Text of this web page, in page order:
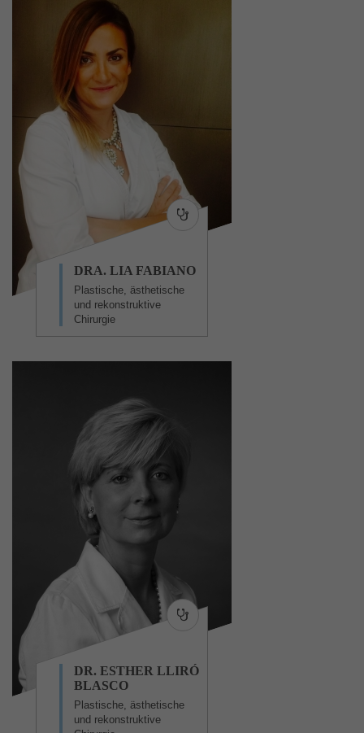
DRA. LIA FABIANO
Plastische, ästhetische
und rekonstruktive
Chirurgie
DR. ESTHER LLIRÓ
BLASCO
Plastische, ästhetische
und rekonstruktive